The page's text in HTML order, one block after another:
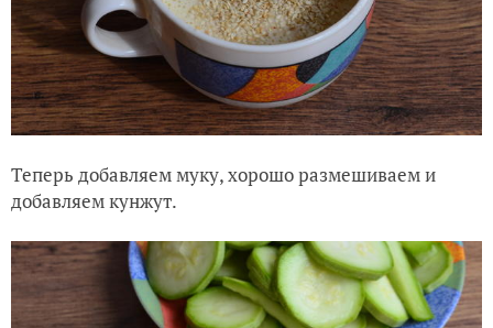
Теперь добавляем муку, хорошо размешиваем и
добавляем кунжут.